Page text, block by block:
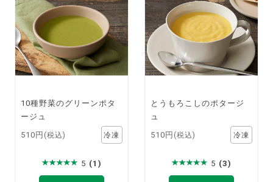
10種野菜のグリーンポタ
ージュ
510円 (税込)
5 (1)
とうもろこしのポタージ
ュ
510円 (税込)
5 (3)